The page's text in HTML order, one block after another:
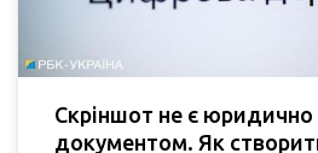
Скріншот не є
документом. Як